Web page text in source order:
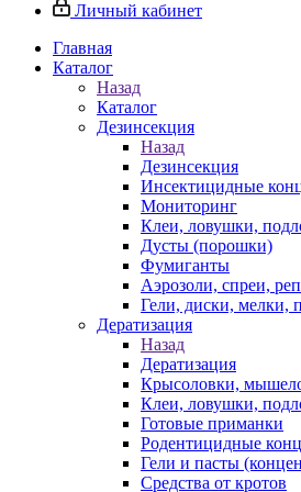
Личный кабинет
Главная
Каталог
Назад
Каталог
Дезинсекция
Назад
Дезинсекция
Инсектицидные
Мониторинг
Клеи, ловушки,
Дусты (порошки)
Фумиганты
Аэрозоли, спреи,
Гели, диски, мелки,
Дератизация
Назад
Дератизация
Крысоловки,
Клеи, ловушки,
Готовые приманки
Родентицидные
Гели и пасты
Средства от кротов